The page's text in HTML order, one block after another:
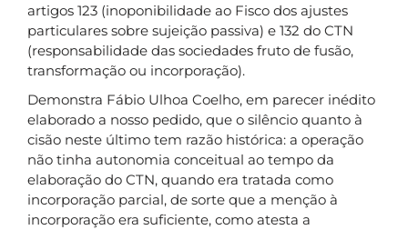
artigos 123 (inoponibilidade ao Fisco dos ajustes
particulares sobre sujeição passiva) e 132 do CTN
(responsabilidade das sociedades fruto de fusão,
transformação ou incorporação).
Demonstra Fábio Ulhoa Coelho, em parecer inédito
elaborado a nosso pedido, que o silêncio quanto à
cisão neste último tem razão histórica: a operação
não tinha autonomia conceitual ao tempo da
elaboração do CTN, quando era tratada como
incorporação parcial, de sorte que a menção à
incorporação era suficiente, como atesta a